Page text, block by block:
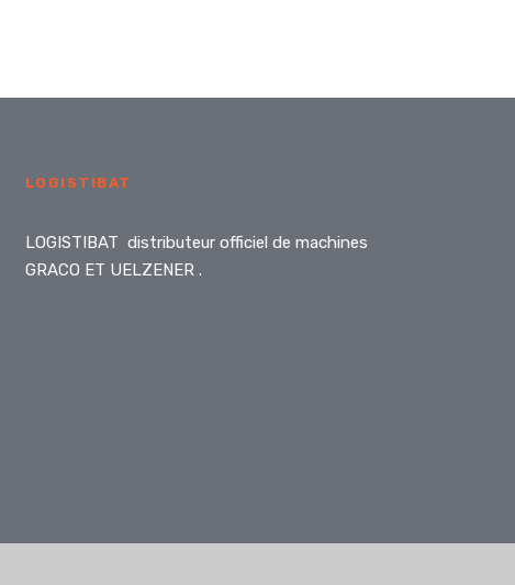
LOGISTIBAT
LOGISTIBAT distributeur officiel de machines
GRACO ET UELZENER .